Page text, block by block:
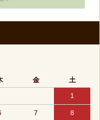
金 土
1
7 8